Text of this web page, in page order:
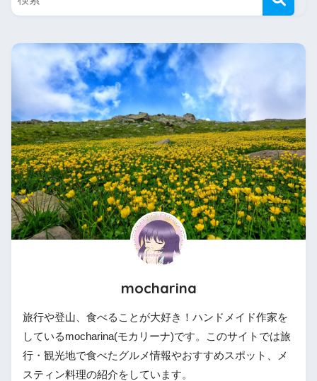
mocharina
旅行や登山、食べることが大好き！ハンドメイド作家を
しているmocharina(モカリーナ)です。このサイトでは旅
行・観光地で食べたグルメ情報やおすすめスポット、メ
スティン料理の紹介をしています。